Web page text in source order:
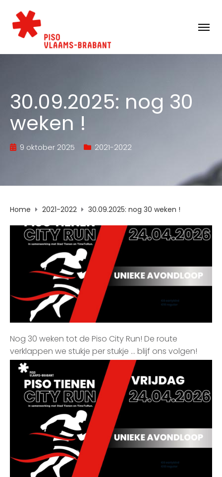
30.09.2025: nog 30
weken !
9 oktober 2025 2021-2022
Home 2021-2022 30.09.2025: nog 30 weken !
Nog 30 weken tot de Piso City Run! De route
verklappen we stukje per stukje … blijf ons volgen!